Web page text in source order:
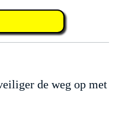
de weg op met